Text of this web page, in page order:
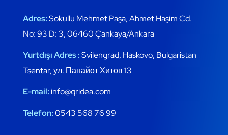
Adres:Sokullu Mehmet Paşa, Ahmet Haşim Cd.
No: 93 D: 3, 06460 Çankaya/Ankara
Yurtdışı Adres :Svilengrad, Haskovo, Bulgaristan
Tsentar, ул. Панайот Хитов 13
E-mail:info@qridea.com
Telefon:0543 568 76 99